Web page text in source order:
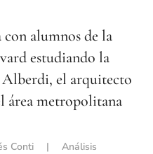
con alumnos de la
estudiando la
el arquitecto
área metropolitana
Conti | Análisis